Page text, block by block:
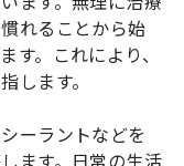
れることから始
す。これにより、
します。
ーラントなどを
ます。日常の生活